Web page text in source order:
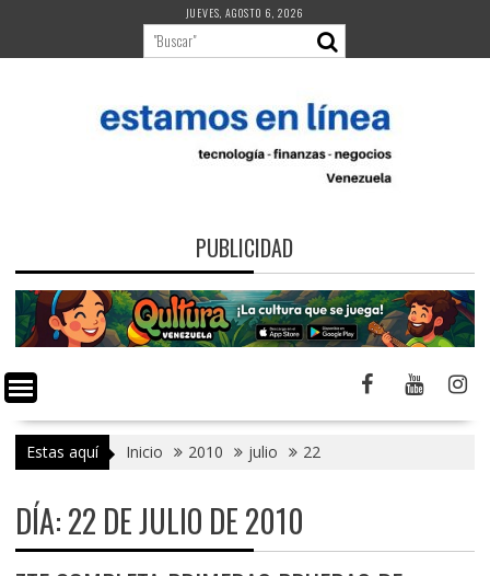
contenido
JUEVES, AGOSTO 6, 2026
PUBLICIDAD
Estas aquí Inicio 2010 julio 22
DÍA:22 DE JULIO DE 2010